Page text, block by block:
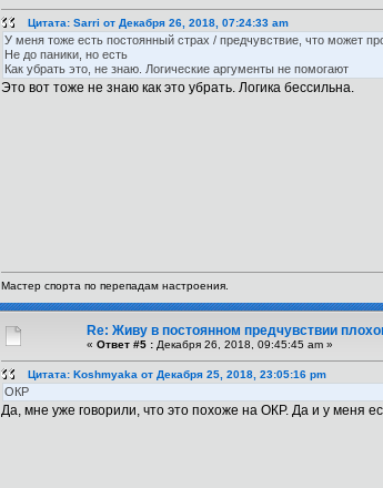
Цитата: Sarri от Декабря 26, 2018, 07:24:33 am
У меня тоже есть постоянный страх / предчувствие, что может
Не до паники, но есть
Как убрать это, не знаю. Логические аргументы не помогают
Это вот тоже не знаю как это убрать. Логика бессильна.
Мастер спорта по перепадам настроения.
Re: Живу в постоянном предчувствии
« Ответ #5 : Декабря 26, 2018, 09:45:45 am »
Цитата: Koshmyaka от Декабря 25, 2018, 23:05:16 pm
ОКР
Да, мне уже говорили, что это похоже на ОКР. Да и у меня